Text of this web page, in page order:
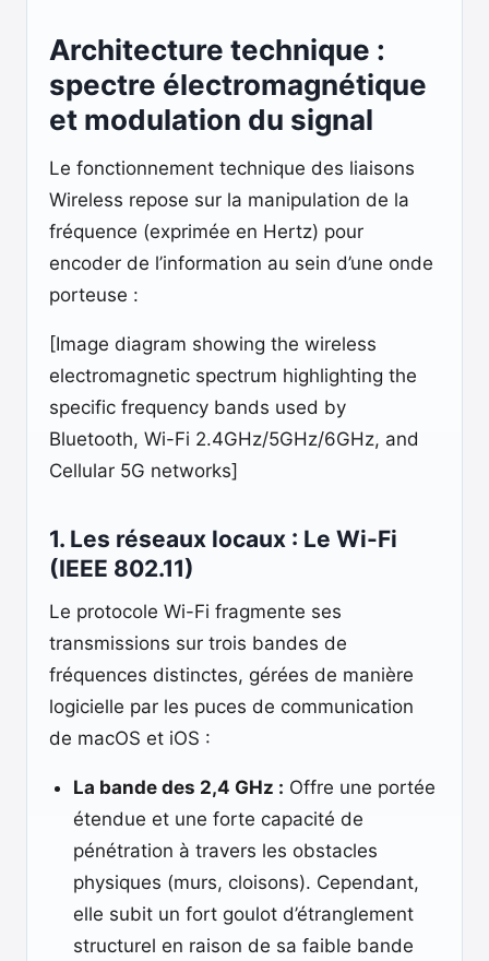
Architecture technique :
spectre électromagnétique
et modulation du signal
Le fonctionnement technique des liaisons
Wireless repose sur la manipulation de la
fréquence (exprimée en Hertz) pour
encoder de l’information au sein d’une onde
porteuse :
[Image diagram showing the wireless
electromagnetic spectrum highlighting the
specific frequency bands used by
Bluetooth, Wi-Fi 2.4GHz/5GHz/6GHz, and
Cellular 5G networks]
1. Les réseaux locaux : Le Wi-Fi
(IEEE 802.11)
Le protocole Wi-Fi fragmente ses
transmissions sur trois bandes de
fréquences distinctes, gérées de manière
logicielle par les puces de communication
de macOS et iOS :
La bande des 2,4 GHz : Offre une portée
étendue et une forte capacité de
pénétration à travers les obstacles
physiques (murs, cloisons). Cependant,
elle subit un fort goulot d’étranglement
structurel en raison de sa faible bande